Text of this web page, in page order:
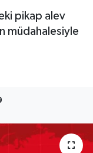
pikap alev
müdahalesiyle